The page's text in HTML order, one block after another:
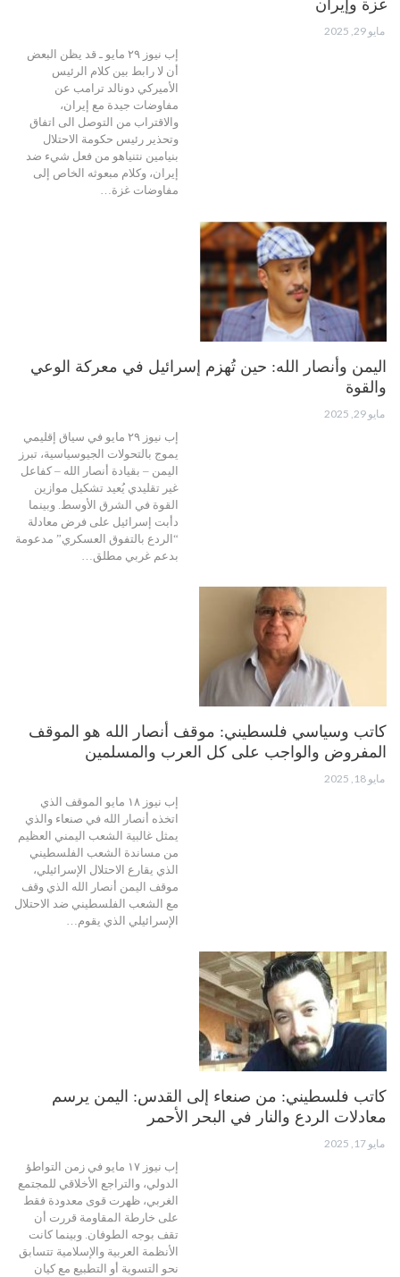
غزة وإيران
مايو 29, 2025
إب نيوز ٢٩ مايو ـ قد يظن البعض
أن لا رابط بين كلام الرئيس
الأميركي دونالد ترامب عن
مفاوضات جيدة مع إيران،
والاقتراب من التوصل الى اتفاق
وتحذير رئيس حكومة الاحتلال
بنيامين نتنياهو من فعل شيء ضد
إيران، وكلام مبعوثه الخاص إلى
مفاوضات غزة…
اليمن وأنصار الله: حين تُهزم إسرائيل في معركة الوعي
والقوة
مايو 29, 2025
إب نيوز ٢٩ مايو في سياق إقليمي
يموج بالتحولات الجيوسياسية، تبرز
اليمن – بقيادة أنصار الله – كفاعل
غير تقليدي يُعيد تشكيل موازين
القوة في الشرق الأوسط. وبينما
دأبت إسرائيل على فرض معادلة
“الردع بالتفوق العسكري” مدعومة
بدعم غربي مطلق…
كاتب وسياسي فلسطيني: موقف أنصار الله هو الموقف
المفروض والواجب على كل العرب والمسلمين
مايو 18, 2025
إب نيوز ١٨ مايو الموقف الذي
اتخذه أنصار الله في صنعاء والذي
يمثل غالبية الشعب اليمني العظيم
من مساندة الشعب الفلسطيني
الذي يقارع الاحتلال الإسرائيلي،
موقف اليمن أنصار الله الذي وقف
مع الشعب الفلسطيني ضد الاحتلال
الإسرائيلي الذي يقوم…
كاتب فلسطيني: من صنعاء إلى القدس: اليمن يرسم
معادلات الردع والنار في البحر الأحمر
مايو 17, 2025
إب نيوز ١٧ مايو في زمن التواطؤ
الدولي، والتراجع الأخلاقي للمجتمع
الغربي، ظهرت قوى معدودة فقط
على خارطة المقاومة قررت أن
تقف بوجه الطوفان. وبينما كانت
الأنظمة العربية والإسلامية تتسابق
نحو التسوية أو التطبيع مع كيان